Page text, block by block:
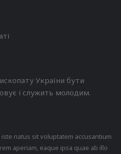
України бути
і служить молодим.
natus sit voluptatem accusantium
aperiam, eaque ipsa quae ab illo